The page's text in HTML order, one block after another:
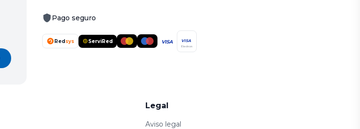
Pago seguro
Redsys ServiRed VISA VISA
Electron
Legal
Aviso legal